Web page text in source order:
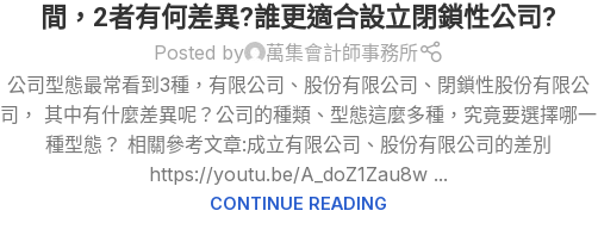
間，2者有何差異?誰更適合設立閉鎖性公司?
Posted by
萬集會計師事務所
公司型態最常看到3種，有限公司、股份有限公司、閉鎖性股份有限公
司， 其中有什麼差異呢？公司的種類、型態這麼多種，究竟要選擇哪一
種型態？ 相關參考文章:成立有限公司、股份有限公司的差別
https://youtu.be/A_doZ1Zau8w ...
CONTINUE READING